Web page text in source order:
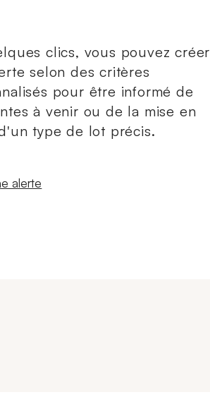
clics, vous pouvez créer
selon des critères
pour être informé de
à venir ou de la mise en
type de lot précis.
fenêtre
alerte